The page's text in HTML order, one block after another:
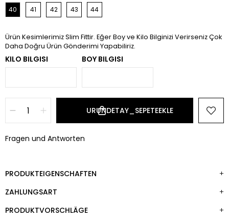
40 41 42 43 44
Ürün Kesimlerimiz Slim Fittir. Eğer Boy ve Kilo Bilginizi Verirseniz Çok
Daha Doğru Ürün Gönderimi Yapabiliriz.
KILO BILGISI BOY BILGISI
Fragen und Antworten
PRODUKTEIGENSCHAFTEN
ZAHLUNGSART
PRODUKTVORSCHLÄGE